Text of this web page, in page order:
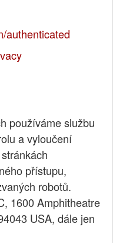
authenticated
používáme službu
a vyloučení
přístupu,
robotů.
1600 Amphitheatre
USA, dále jen